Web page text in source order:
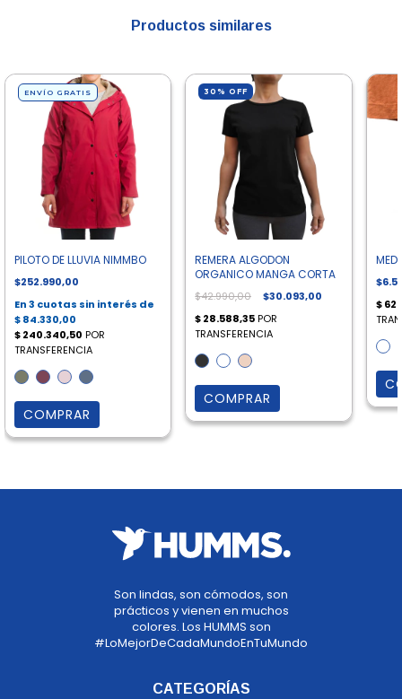
Productos similares
ENVÍO GRATIS
PILOTO DE LLUVIA NIMMBO
$252.990,00
COMPRAR
30%OFF
REMERA ALGODON
ORGANICO MANGA CORTA
$42.990,00 $30.093,00
COMPRAR
Son lindas, son cómodos, son
prácticos y vienen en muchos
colores. Los HUMMS son
#LoMejorDeCadaMundoEnTuMundo
CATEGORÍAS